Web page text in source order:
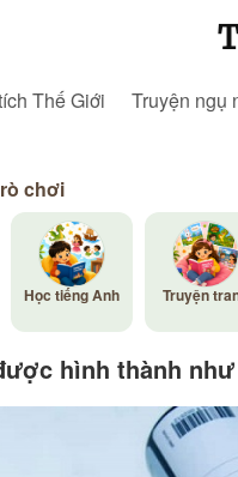
Thế Giới Truyện ngụ
chơi
Học tiếng Anh Truyện
hình thành